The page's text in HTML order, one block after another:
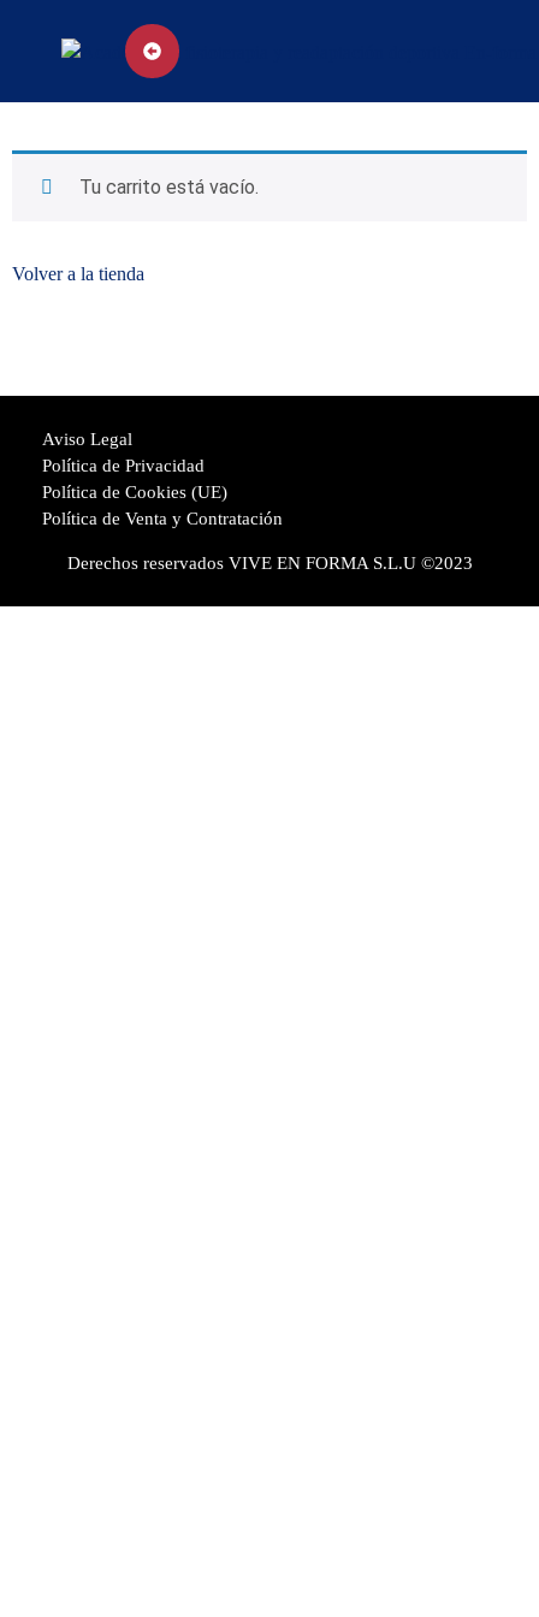
Tu carrito está vacío.
Volver a la tienda
Derechos reservados VIVE EN FORMA S.L.U ©2023
Aviso Legal
Política de Privacidad
Política de Cookies (UE)
Política de Venta y Contratación